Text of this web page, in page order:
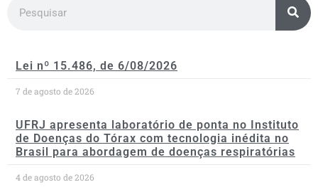
Lei nº 15.486, de 6/08/2026
7 de agosto de 2026
UFRJ apresenta laboratório de ponta no Instituto
de Doenças do Tórax com tecnologia inédita no
Brasil para abordagem de doenças respiratórias
4 de agosto de 2026